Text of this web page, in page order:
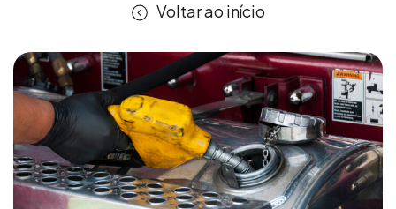
Voltar ao início